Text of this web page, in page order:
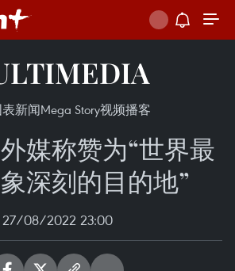
新闻Mega Story视频播客
媒称赞为“世界最
深刻的目的地”
27/08/2022 23:00